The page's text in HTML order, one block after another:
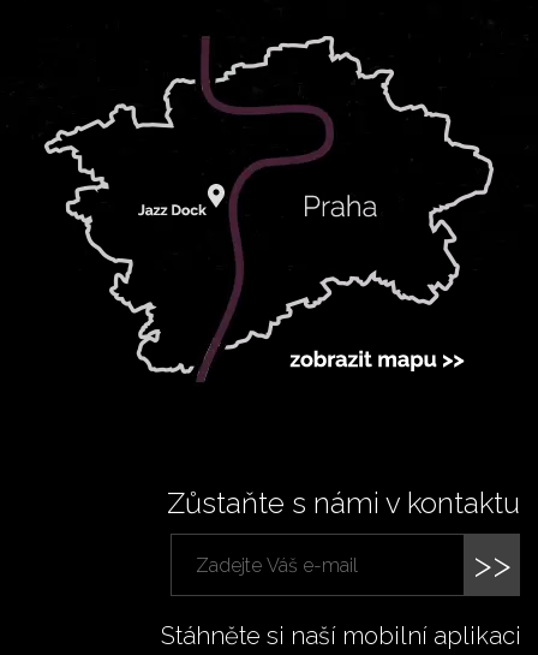
Zůstaňte s námi v kontaktu
>>
Stáhněte si naší mobilní aplikaci